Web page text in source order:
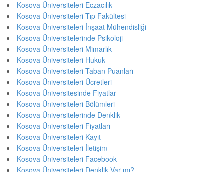
Kosova Üniversiteleri Eczacılık
Kosova Üniversiteleri Tıp Fakültesi
Kosova Üniversiteleri İnşaat Mühendisliği
Kosova Üniversitelerinde Psikoloji
Kosova Üniversiteleri Mimarlık
Kosova Üniversiteleri Hukuk
Kosova Üniversiteleri Taban Puanları
Kosova Üniversiteleri Ücretleri
Kosova Üniversitesinde Fiyatlar
Kosova Üniversiteleri Bölümleri
Kosova Üniversitelerinde Denklik
Kosova Üniversiteleri Fiyatları
Kosova Üniversiteleri Kayıt
Kosova Üniversiteleri İletişim
Kosova Üniversiteleri Facebook
Kosova Üniversiteleri Denklik Var mı?